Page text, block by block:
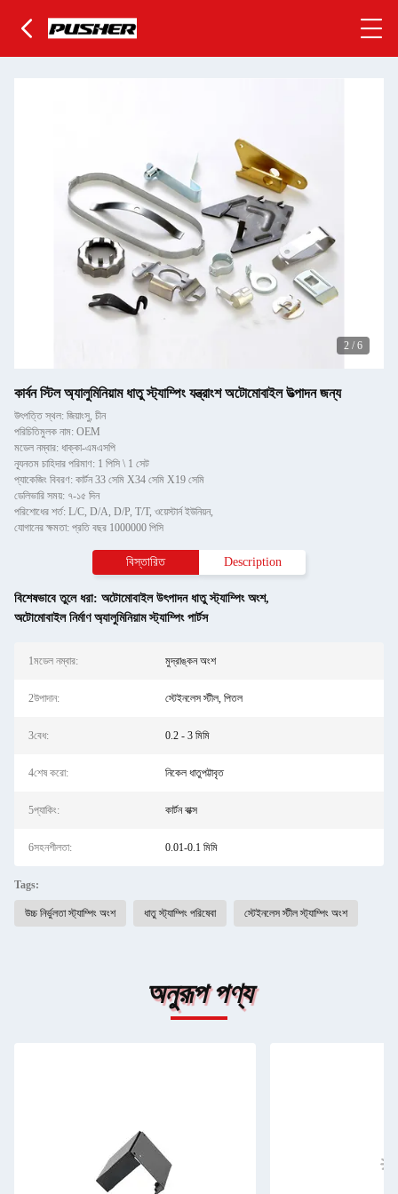
2 / 6
কার্বন স্টিল অ্যালুমিনিয়াম ধাতু স্ট্যাম্পিং যন্ত্রাংশ অটোমোবাইল উত্পাদন জন্য
উৎপত্তি স্থল: জিয়াংসু, চীন
পরিচিতিমুলক নাম: OEM
মডেল নম্বার: ধাক্কা-এমএসপি
ন্যূনতম চাহিদার পরিমাণ: 1 পিসি \ 1 সেট
প্যাকেজিং বিবরণ: কার্টন 33 সেমি X34 সেমি X19 সেমি
ডেলিভারি সময়: ৭-১৫ দিন
পরিশোধের শর্ত: L/C, D/A, D/P, T/T, ওয়েস্টার্ন ইউনিয়ন,
যোগানের ক্ষমতা: প্রতি বছর 1000000 পিসি
বিস্তারিত Description
বিশেষভাবে তুলে ধরা: অটোমোবাইল উৎপাদন ধাতু স্ট্যাম্পিং অংশ,
অটোমোবাইল নির্মাণ অ্যালুমিনিয়াম স্ট্যাম্পিং পার্টস
1মডেল নম্বার: মুদ্রাঙ্কন অংশ
2উপাদান: স্টেইনলেস স্টীল, পিতল
3বেধ: 0.2 - 3 মিমি
4শেষ করো: নিকেল ধাতুপট্টাবৃত
5প্যাকিং: কার্টন বাক্স
6সহনশীলতা: 0.01-0.1 মিমি
Tags:
উচ্চ নির্ভুলতা স্ট্যাম্পিং অংশ ধাতু স্ট্যাম্পিং পরিষেবা স্টেইনলেস স্টীল স্ট্যাম্পিং অংশ
অনুরূপ পণ্য